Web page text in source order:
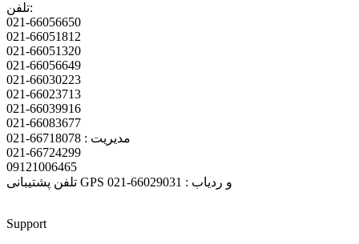
تلفن:
021-66056650
021-66051812
021-66051320
021-66056649
021-66030223
021-66023713
021-66039916
021-66083677
مدیریت : 66718078-021
021-66724299
09121006465
تلفن پشتیبانی GPS و ردیاب : 66029031-021
Support